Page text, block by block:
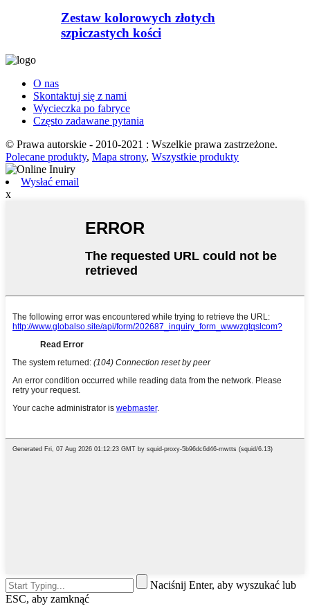
Zestaw kolorowych złotych
szpiczastych kości
O nas
Skontaktuj się z nami
Wycieczka po fabryce
Często zadawane pytania
© Prawa autorskie - 2010-2021 : Wszelkie prawa zastrzeżone.
Polecane produkty, Mapa strony, Wszystkie produkty
Wysłać email
x
Naciśnij Enter, aby wyszukać lub
ESC, aby zamknąć